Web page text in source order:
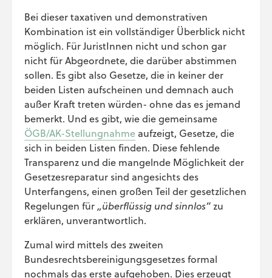
Bei dieser taxativen und demonstrativen
Kombination ist ein vollständiger Überblick nicht
möglich. Für JuristInnen nicht und schon gar
nicht für Abgeordnete, die darüber abstimmen
sollen. Es gibt also Gesetze, die in keiner der
beiden Listen aufscheinen und demnach auch
außer Kraft treten würden- ohne das es jemand
bemerkt. Und es gibt, wie die gemeinsame
ÖGB/AK-Stellungnahme aufzeigt, Gesetze, die
sich in beiden Listen finden. Diese fehlende
Transparenz und die mangelnde Möglichkeit der
Gesetzesreparatur sind angesichts des
Unterfangens, einen großen Teil der gesetzlichen
Regelungen für „überflüssig und sinnlos“zu
erklären, unverantwortlich.
Zumal wird mittels des zweiten
Bundesrechtsbereinigungsgesetzes formal
nochmals das erste aufgehoben. Dies erzeugt